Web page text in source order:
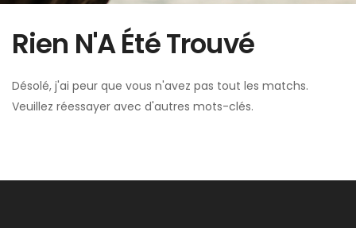
Rien N'A Été Trouvé
Désolé, j'ai peur que vous n'avez pas tout les matchs.
Veuillez réessayer avec d'autres mots-clés.